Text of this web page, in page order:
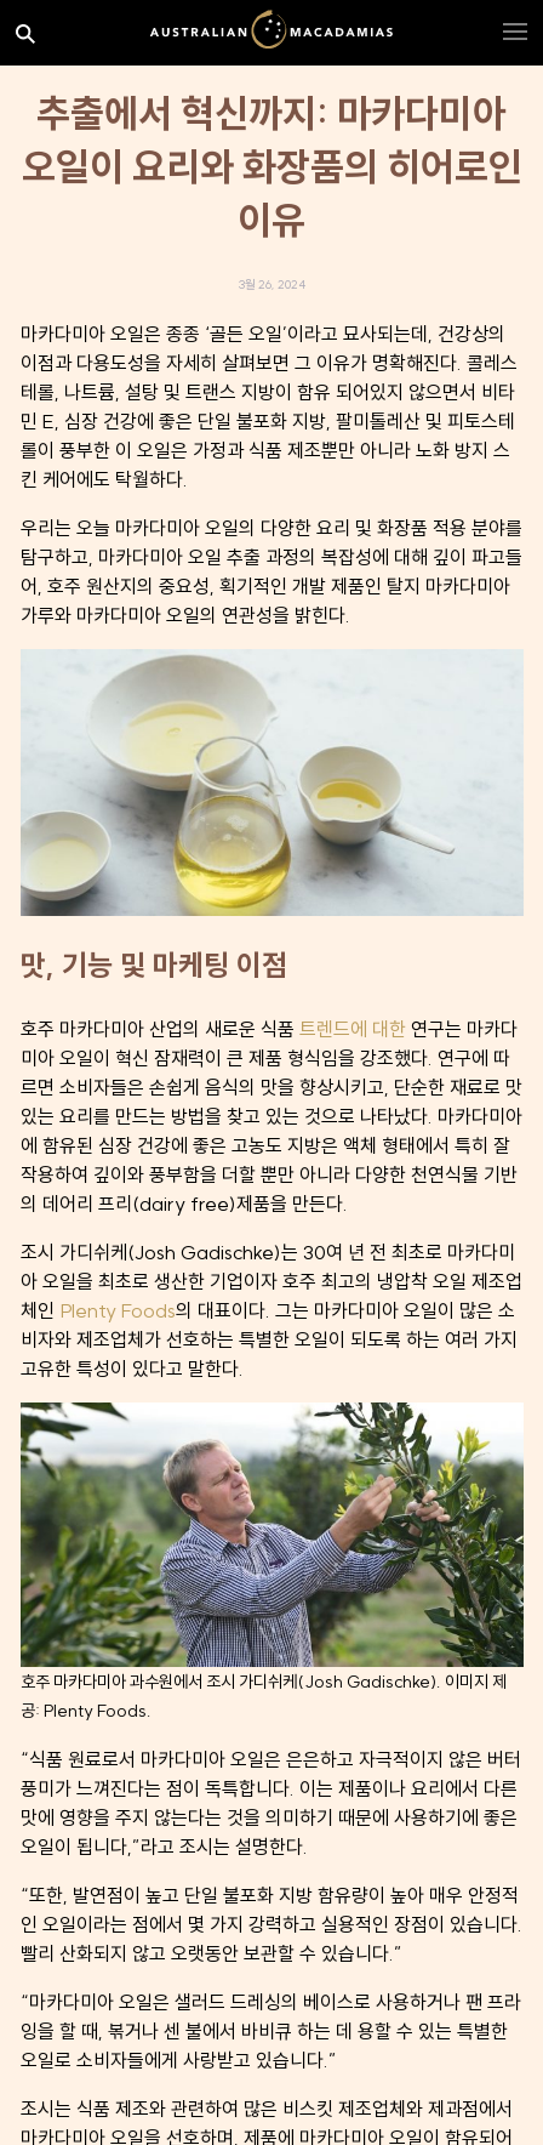
추출에서 혁신까지: 마카다미아
오일이 요리와 화장품의 히어로인
이유
3월 26, 2024
마카다미아 오일은 종종 ‘골든 오일’이라고 묘사되는데, 건강상의
이점과 다용도성을 자세히 살펴보면 그 이유가 명확해진다. 콜레스
테롤, 나트륨, 설탕 및 트랜스 지방이 함유 되어있지 않으면서 비타
민 E, 심장 건강에 좋은 단일 불포화 지방, 팔미톨레산 및 피토스테
롤이 풍부한 이 오일은 가정과 식품 제조뿐만 아니라 노화 방지 스
킨 케어에도 탁월하다.
우리는 오늘 마카다미아 오일의 다양한 요리 및 화장품 적용 분야를
탐구하고, 마카다미아 오일 추출 과정의 복잡성에 대해 깊이 파고들
어, 호주 원산지의 중요성, 획기적인 개발 제품인 탈지 마카다미아
가루와 마카다미아 오일의 연관성을 밝힌다.
맛, 기능 및 마케팅 이점
호주 마카다미아 산업의 새로운 식품 트렌드에 대한연구는 마카다
미아 오일이 혁신 잠재력이 큰 제품 형식임을 강조했다. 연구에 따
르면 소비자들은 손쉽게 음식의 맛을 향상시키고, 단순한 재료로 맛
있는 요리를 만드는 방법을 찾고 있는 것으로 나타났다. 마카다미아
에 함유된 심장 건강에 좋은 고농도 지방은 액체 형태에서 특히 잘
작용하여 깊이와 풍부함을 더할 뿐만 아니라 다양한 천연식물 기반
의 데어리 프리(dairy free)제품을 만든다.
조시 가디쉬케(Josh Gadischke)는 30여 년 전 최초로 마카다미
아 오일을 최초로 생산한 기업이자 호주 최고의 냉압착 오일 제조업
체인 Plenty Foods의 대표이다. 그는 마카다미아 오일이 많은 소
비자와 제조업체가 선호하는 특별한 오일이 되도록 하는 여러 가지
고유한 특성이 있다고 말한다.
호주 마카다미아 과수원에서 조시 가디쉬케(Josh Gadischke). 이미지 제
공: Plenty Foods.
“식품 원료로서 마카다미아 오일은 은은하고 자극적이지 않은 버터
풍미가 느껴진다는 점이 독특합니다. 이는 제품이나 요리에서 다른
맛에 영향을 주지 않는다는 것을 의미하기 때문에 사용하기에 좋은
오일이 됩니다,”라고 조시는 설명한다.
“또한, 발연점이 높고 단일 불포화 지방 함유량이 높아 매우 안정적
인 오일이라는 점에서 몇 가지 강력하고 실용적인 장점이 있습니다.
빨리 산화되지 않고 오랫동안 보관할 수 있습니다.”
“마카다미아 오일은 샐러드 드레싱의 베이스로 사용하거나 팬 프라
잉을 할 때, 볶거나 센 불에서 바비큐 하는 데 용할 수 있는 특별한
오일로 소비자들에게 사랑받고 있습니다.”
조시는 식품 제조와 관련하여 많은 비스킷 제조업체와 제과점에서
마카다미아 오일을 선호하며, 제품에 마카다미아 오일이 함유되어